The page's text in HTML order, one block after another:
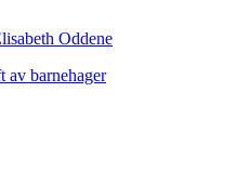
Oddene
av barnehager